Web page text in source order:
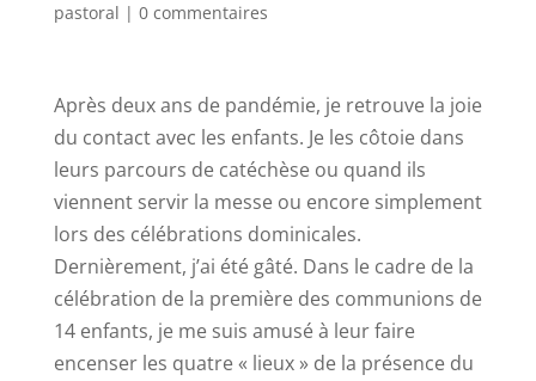
pastoral | 0 commentaires
Après deux ans de pandémie, je retrouve la joie
du contact avec les enfants. Je les côtoie dans
leurs parcours de catéchèse ou quand ils
viennent servir la messe ou encore simplement
lors des célébrations dominicales.
Dernièrement, j’ai été gâté. Dans le cadre de la
célébration de la première des communions de
14 enfants, je me suis amusé à leur faire
encenser les quatre « lieux » de la présence du